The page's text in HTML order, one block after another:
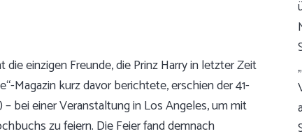
einzigen Freunde, die Prinz Harry in letzter Zeit
Magazin kurz davor berichtete, erschien der 41-
bei einer Veranstaltung in Los Angeles, um mit
zu feiern. Die Feier fand demnach